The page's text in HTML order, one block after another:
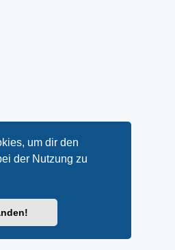
um dir den
der Nutzung zu